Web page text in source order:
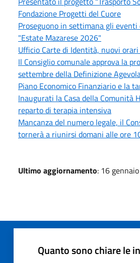
Fondazione Progetti del Cuore
Proseguono in settimana gli
"Estate Mazarese 2026"
Ufficio Carte di Identità, nuovi
Il Consiglio comunale approva la
settembre della Definizione
Piano Economico Finanziario e la
Inaugurati la Casa della Comunità
reparto di terapia intensiva
Mancanza del numero legale, il
tornerà a riunirsi domani alle ore
Ultimo aggiornamento: 16
Quanto sono chiare le